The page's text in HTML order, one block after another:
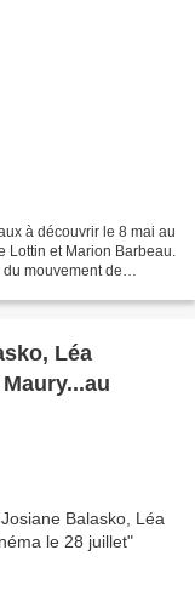
à découvrir le 8 mai au
Lottin et Marion Barbeau.
mouvement de
Léa